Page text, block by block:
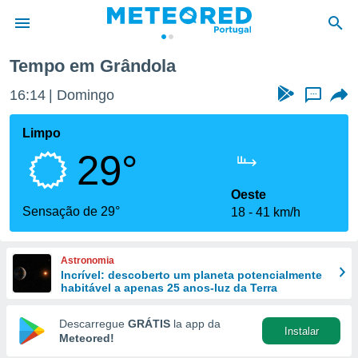
da
foi
fornecidas
a este
das
e
forma
digital
Tempo em Grândola
16:14 Domingo ...
Limpo
29°
Sensação de 29°
Oeste
18
41 km/h
Astronomia
Incrível: descoberto um planeta potencialmente
habitável a apenas 25 anos-luz da Terra
Descarregue GRÁTIS la app da
Meteored!
Instalar